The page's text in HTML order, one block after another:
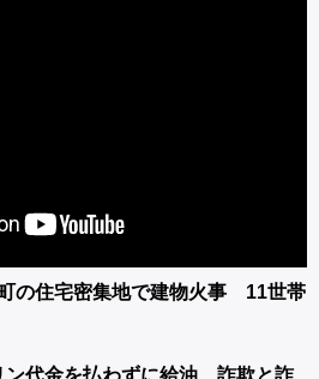
町の住宅密集地で建物火事 11世帯